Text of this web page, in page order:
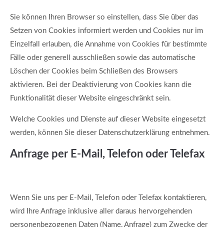
Sie können Ihren Browser so einstellen, dass Sie über das
Setzen von Cookies informiert werden und Cookies nur im
Einzelfall erlauben, die Annahme von Cookies für bestimmte
Fälle oder generell ausschließen sowie das automatische
Löschen der Cookies beim Schließen des Browsers
aktivieren. Bei der Deaktivierung von Cookies kann die
Funktionalität dieser Website eingeschränkt sein.
Welche Cookies und Dienste auf dieser Website eingesetzt
werden, können Sie dieser Datenschutzerklärung entnehmen.
Anfrage per E-Mail, Telefon oder Telefax
Wenn Sie uns per E-Mail, Telefon oder Telefax kontaktieren,
wird Ihre Anfrage inklusive aller daraus hervorgehenden
personenbezogenen Daten (Name, Anfrage) zum Zwecke der